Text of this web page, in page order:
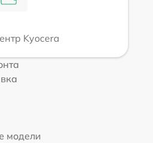
Kyocera
модели